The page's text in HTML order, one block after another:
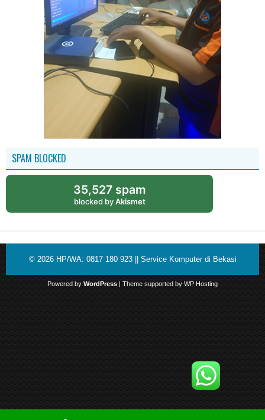
SPAM BLOCKED
35,527 spam
blocked byAkismet
© 2026 HP/WA: 0817 180 923 || Service Komputer di Bekasi
Powered by WordPress | Theme supported by WP Hosting